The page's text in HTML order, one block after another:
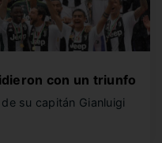
con un triunfo
su capitán Gianluigi